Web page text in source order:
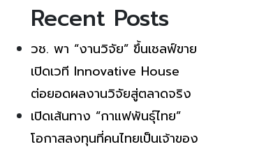
Recent Posts
วช. พา “งานวิจัย” ขึ้นเชลฟ์ขาย
เปิดเวที Innovative House
ต่อยอดผลงานวิจัยสู่ตลาดจริง
เปิดเส้นทาง “กาแฟพันธุ์ไทย”
โอกาสลงทุนที่คนไทยเป็นเจ้าของ